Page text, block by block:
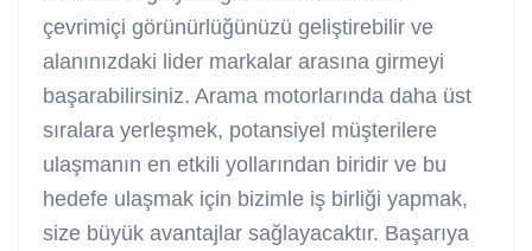
çevrimiçi görünürlüğünüzü geliştirebilir ve
alanınızdaki lider markalar arasına girmeyi
başarabilirsiniz. Arama motorlarında daha üst
sıralara yerleşmek, potansiyel müşterilere
ulaşmanın en etkili yollarından biridir ve bu
hedefe ulaşmak için bizimle iş birliği yapmak,
size büyük avantajlar sağlayacaktır. Başarıya